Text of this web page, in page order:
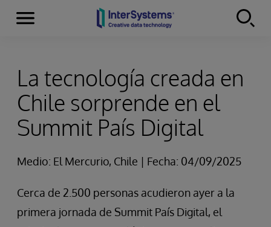
Skip to content
Secciones
La tecnología creada en
Chile sorprende en el
Summit País Digital
Medio: El Mercurio, Chile | Fecha: 04/09/2025
Cerca de 2.500 personas acudieron ayer a la
primera jornada de Summit País Digital, el